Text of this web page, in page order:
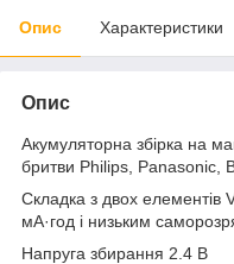
Опис Характеристики
Опис
Акумуляторна збірка на
бритви Philips, Panasonic,
Складка з двох елементів
мА·год і низьким
Напруга збирання 2.4 В